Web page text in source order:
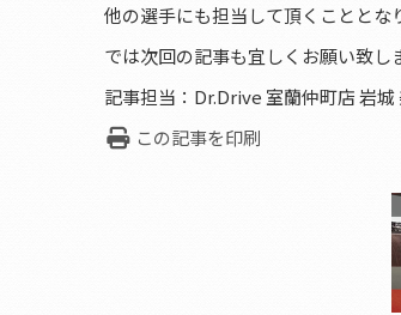
他の選手にも担当して頂くこととな
では次回の記事も宜しくお願い致し
記事担当：Dr.Drive 室蘭仲町店 岩城
この記事を印刷